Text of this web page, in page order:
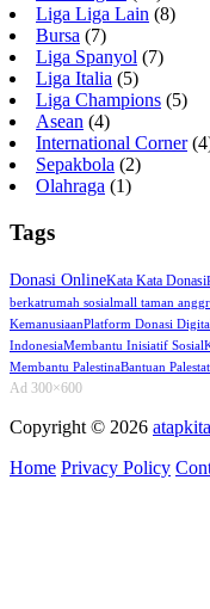
Liga Liga Lain (8)
Bursa (7)
Liga Spanyol (7)
Liga Italia (5)
Liga Champions (5)
Asean (4)
International Corner
Sepakbola (2)
Olahraga (1)
Tags
Donasi OnlineKata Kata Donasi
berkatrumah sosialmall taman
KemanusiaanPlatform Donasi
IndonesiaMembantu Inisiatif Sosial
Membantu PalestinaBantuan
Ad 300×600
Copyright © 2026
Home Privacy Policy